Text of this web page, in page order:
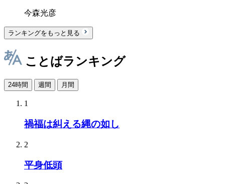
今森光彦
ランキングをもっと見る
ことばランキング
24時間 週間 月間
1
禍福は糾える縄の如し
2
平身低頭